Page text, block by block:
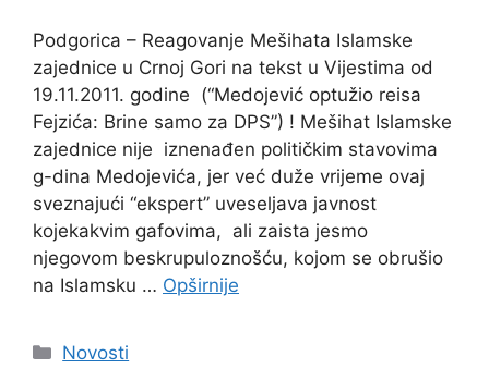
Podgorica – Reagovanje Mešihata Islamske
zajednice u Crnoj Gori na tekst u Vijestima od
19.11.2011. godine (“Medojević optužio reisa
Fejzića: Brine samo za DPS”) ! Mešihat Islamske
zajednice nije iznenađen političkim stavovima
g-dina Medojevića, jer već duže vrijeme ovaj
sveznajući “ekspert” uveseljava javnost
kojekakvim gafovima, ali zaista jesmo
njegovom beskrupuloznošću, kojom se obrušio
na Islamsku … Opširnije
Kategorije
Novosti